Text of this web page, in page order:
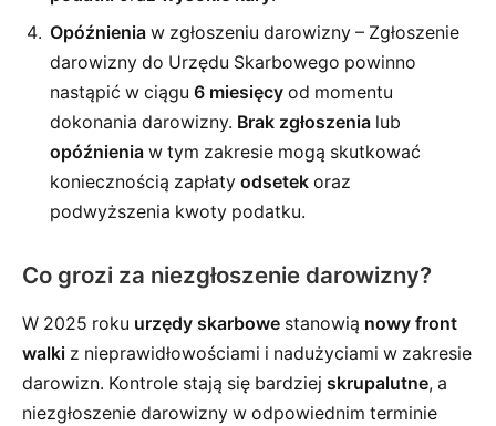
Opóźnienia w zgłoszeniu darowizny – Zgłoszenie
darowizny do Urzędu Skarbowego powinno
nastąpić w ciągu 6 miesięcy od momentu
dokonania darowizny. Brak zgłoszenia lub
opóźnienia w tym zakresie mogą skutkować
koniecznością zapłaty odsetek oraz
podwyższenia kwoty podatku.
Co grozi za niezgłoszenie darowizny?
W 2025 roku urzędy skarbowe stanowią nowy front
walki z nieprawidłowościami i nadużyciami w zakresie
darowizn. Kontrole stają się bardziej skrupalutne, a
niezgłoszenie darowizny w odpowiednim terminie